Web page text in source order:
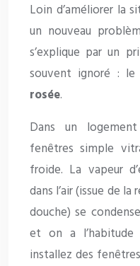
Loin d’améliorer la
un nouveau
s’explique par un
souvent ignoré : le
rosée.
Dans un
fenêtres simple
froide. La vapeur
dans l’air (issue de
douche) se
et on a l’habitude
installez des